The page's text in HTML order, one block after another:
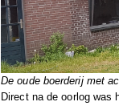
De oude boerderij met
Direct na de oorlog was